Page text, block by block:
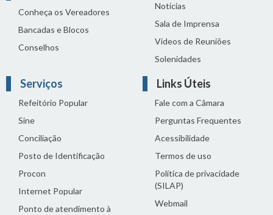
Conheça os Vereadores
Bancadas e Blocos
Conselhos
Notícias
Sala de Imprensa
Vídeos de Reuniões
Solenidades
Serviços
Refeitório Popular
Sine
Conciliação
Posto de Identificação
Procon
Internet Popular
Ponto de atendimento à
Links Úteis
Fale com a Câmara
Perguntas Frequentes
Acessibilidade
Termos de uso
Política de privacidade
(SILAP)
Webmail